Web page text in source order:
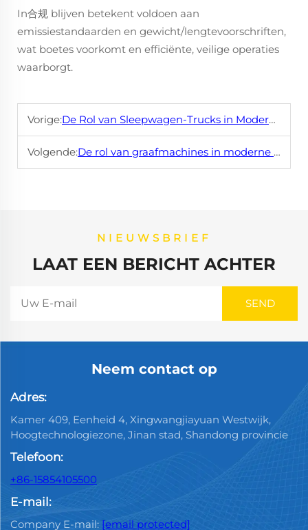
In合规 blijven betekent voldoen aan
emissiestandaarden en gewicht/lengtevoorschriften,
wat boetes voorkomt en efficiënte, veilige operaties
waarborgt.
Vorige:De Rol van Sleepwagen-Trucks in Moderne Logistiek
Volgende:De rol van graafmachines in moderne infrastructuur
NIEUWSBRIEF
LAAT EEN BERICHT ACHTER
Neem contact op
Adres:
Kamer 409, Eenheid 4, Xingwangjiayuan Westwijk,
Hoogtechnologiezone, Jinan stad, Shandong provincie
Telefoon:
+86-15854105500
E-mail:
Company E-mail: [email protected]